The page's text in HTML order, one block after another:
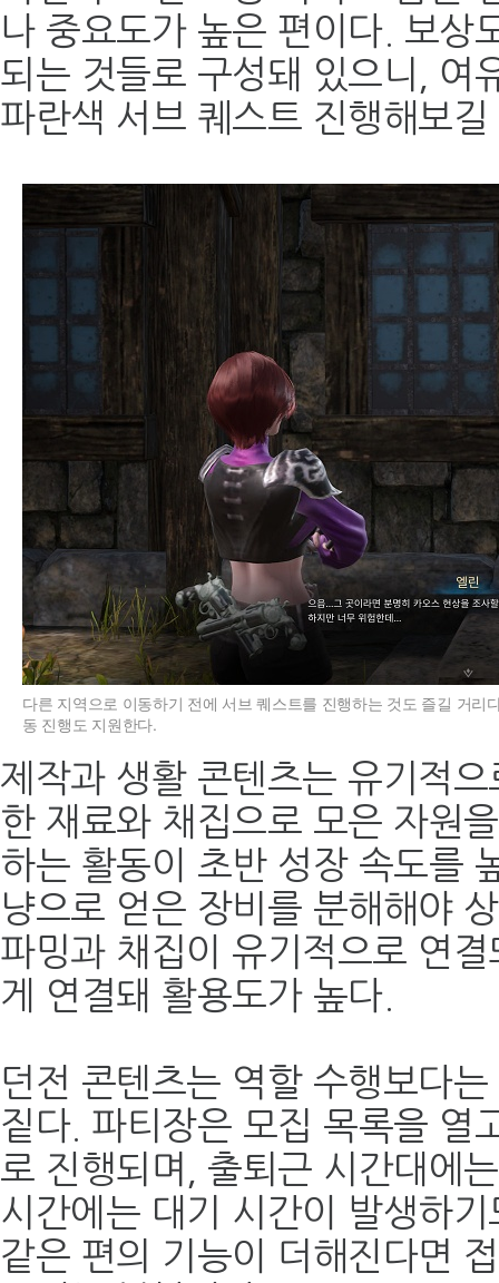
나 중요도가 높은 편이다. 보상
되는 것들로 구성돼 있으니, 여
파란색 서브 퀘스트 진행해보
다른 지역으로 이동하기 전에 서브 퀘스트를 진행하는 것도 즐길 거
동 진행도 지원한다.
제작과 생활 콘텐츠는 유기적
한 재료와 채집으로 모은 자원
하는 활동이 초반 성장 속도를
냥으로 얻은 장비를 분해해야
파밍과 채집이 유기적으로 연
게 연결돼 활용도가 높다.
던전 콘텐츠는 역할 수행보다
짙다. 파티장은 모집 목록을 열
로 진행되며, 출퇴근 시간대에
시간에는 대기 시간이 발생하
같은 편의 기능이 더해진다면